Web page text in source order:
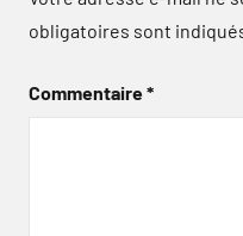
obligatoires sont
Commentaire*